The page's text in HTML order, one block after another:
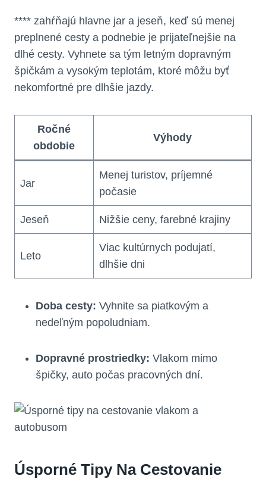
**** zahŕňajú hlavne jar a jeseň, keď sú menej
preplnené cesty a podnebie je prijateľnejšie na
dlhé cesty. Vyhnete sa tým letným dopravným
špičkám a vysokým teplotám, ktoré môžu byť
nekomfortné pre dlhšie jazdy.
Ročné
obdobie
Výhody
Jar
Menej turistov, príjemné
počasie
Jeseň Nižšie ceny, farebné krajiny
Leto
Viac kultúrnych podujatí,
dlhšie dni
Doba cesty: Vyhnite sa piatkovým a
nedeľným popoludniam.
Dopravné prostriedky: Vlakom mimo
špičky, auto počas pracovných dní.
Úsporné Tipy Na Cestovanie